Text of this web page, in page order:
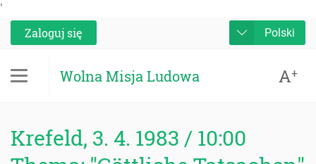
'
Zaloguj się
Polski
Wolna Misja Ludowa A+
Krefeld, 3. 4. 1983 / 10:00